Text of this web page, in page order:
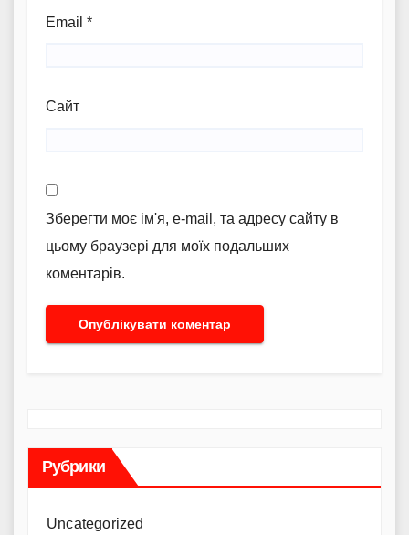
Email *
Сайт
Зберегти моє ім'я, e-mail, та адресу сайту в
цьому браузері для моїх подальших
коментарів.
Рубрики
Uncategorized